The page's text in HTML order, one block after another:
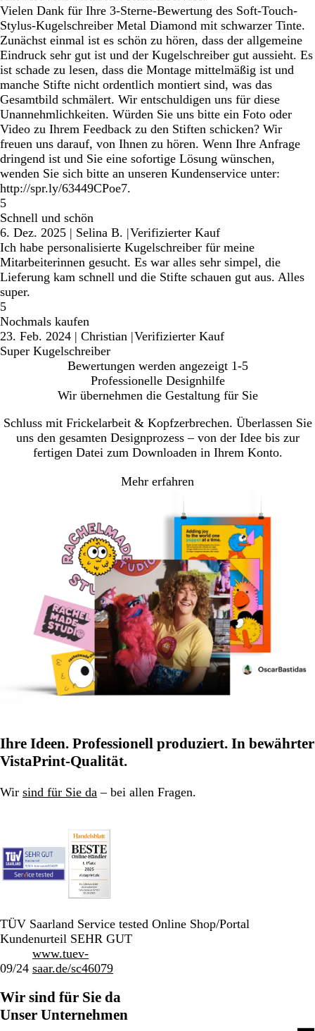
Vielen Dank für Ihre 3-Sterne-Bewertung des Soft-Touch-
Stylus-Kugelschreiber Metal Diamond mit schwarzer Tinte.
Zunächst einmal ist es schön zu hören, dass der allgemeine
Eindruck sehr gut ist und der Kugelschreiber gut aussieht. Es
ist schade zu lesen, dass die Montage mittelmäßig ist und
manche Stifte nicht ordentlich montiert sind, was das
Gesamtbild schmälert. Wir entschuldigen uns für diese
Unannehmlichkeiten. Würden Sie uns bitte ein Foto oder
Video zu Ihrem Feedback zu den Stiften schicken? Wir
freuen uns darauf, von Ihnen zu hören. Wenn Ihre Anfrage
dringend ist und Sie eine sofortige Lösung wünschen,
wenden Sie sich bitte an unseren Kundenservice unter:
http://spr.ly/63449CPoe7.
5
Schnell und schön
6. Dez. 2025 | Selina B. |Verifizierter Kauf
Ich habe personalisierte Kugelschreiber für meine
Mitarbeiterinnen gesucht. Es war alles sehr simpel, die
Lieferung kam schnell und die Stifte schauen gut aus. Alles
super.
5
Nochmals kaufen
23. Feb. 2024 | Christian |Verifizierter Kauf
Super Kugelschreiber
Bewertungen werden angezeigt 1-5
Professionelle Designhilfe
Wir übernehmen die Gestaltung für Sie
Schluss mit Frickelarbeit & Kopfzerbrechen. Überlassen Sie
uns den gesamten Designprozess – von der Idee bis zur
fertigen Datei zum Downloaden in Ihrem Konto.
Mehr erfahren
Ihre Ideen. Professionell produziert. In bewährter
VistaPrint-Qualität.
Wir sind für Sie da – bei allen Fragen.
TÜV Saarland Service tested Online Shop/Portal
Kundenurteil SEHR GUT
09/24
www.tuev-
saar.de/sc46079
Wir sind für Sie da
Unser Unternehmen